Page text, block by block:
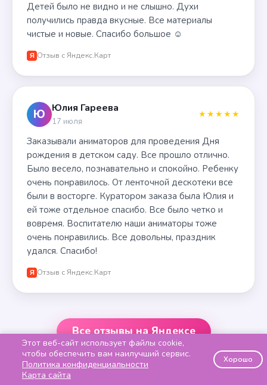
Детей было не видно и не слышно. Духи
получились правда вкусные. Все материалы
чистые и новые. Спасибо большое ☺️
Я Отзыв с Яндекс.Карт
Ю Юлия Гареева
17 июля
★★★★★
Заказывали аниматоров для проведения Дня
рождения в детском саду. Все прошло отлично.
Было весело, познавательно и спокойно. Ребенку
очень понравилось. От ленточной дескотеки все
были в восторге. Куратором заказа была Юлия и
ей тоже отдельное спасибо. Все было четко и
вовремя. Воспитателю наши аниматоры тоже
очень понравились. Все довольны, праздник
удался. Спасибо!
Я Отзыв с Яндекс.Карт
Все отзывы на Яндексе
Этот веб-сайт использует файлы cookie,
чтобы обеспечить вам наилучший сервис.
Политика конфиденциальности
Карта сайта
Хорошо